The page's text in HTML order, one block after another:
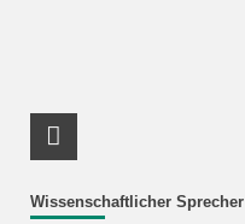
Wissenschaftlicher Sprecher
LinkedIn Profil